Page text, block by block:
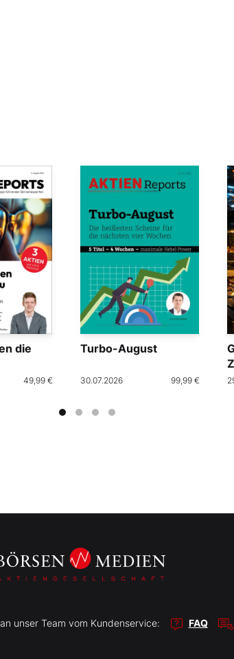
die
49,99 €
Turbo-August
30.07.2026 99,99 €
unser Team vom Kundenservice: FAQ